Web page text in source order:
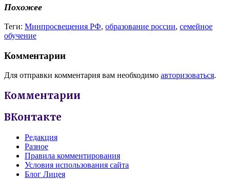
Похожее
Теги: Минпросвещения РФ, образование россии, семейное
обучение
Комментарии
Для отправки комментария вам необходимо авторизоваться.
Комментарии
ВКонтакте
Редакция
Разное
Правила комментирования
Условия использования сайта
Блог Лицея